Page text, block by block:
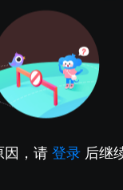
因，请 登录 后继